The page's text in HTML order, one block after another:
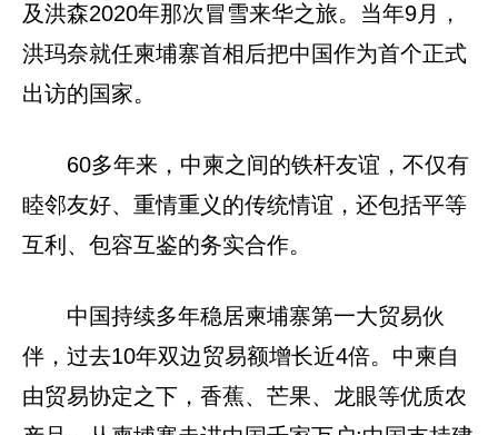
及洪森2020年那次冒雪来华之旅。当年9月，
洪玛奈就任柬埔寨首相后把中国作为首个正式
出访的国家。
60多年来，中柬之间的铁杆友谊，不仅有
睦邻友好、重情重义的传统情谊，还包括平等
互利、包容互鉴的务实合作。
中国持续多年稳居柬埔寨第一大贸易伙
伴，过去10年双边贸易额增长近4倍。中柬自
由贸易协定之下，香蕉、芒果、龙眼等优质农